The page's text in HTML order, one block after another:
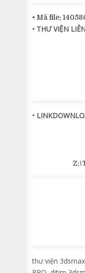
• Mã file:
• THƯ VIỆN
•
thư viện